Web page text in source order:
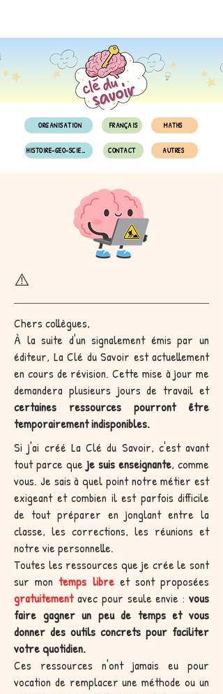
ORGANISATION FRANÇAIS MATHS
HISTOIRE-GEO-SCIENCES CONTACT AUTRES
⚠️
Chers collègues,
À la suite d'un signalement émis par un
éditeur, La Clé du Savoir est actuellement
en cours de révision. Cette mise à jour me
demandera plusieurs jours de travail et
certaines ressources pourront être
temporairement indisponibles.
Si j'ai créé La Clé du Savoir, c'est avant
tout parce que je suis enseignante, comme
vous. Je sais à quel point notre métier est
exigeant et combien il est parfois difficile
de tout préparer en jonglant entre la
classe, les corrections, les réunions et
notre vie personnelle.
Toutes les ressources que je crée le sont
sur montemps libreet sont proposées
gratuitementavec pour seule envie : vous
faire gagner un peu de temps et vous
donner des outils concrets pour faciliter
votre quotidien.
Ces ressources n'ont jamais eu pour
vocation de remplacer une méthode ou un